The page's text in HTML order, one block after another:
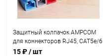
Защитный колпачок AMPCOM
для коннекторов RJ45, CAT5e/6
Красный
15 ₽/ шт